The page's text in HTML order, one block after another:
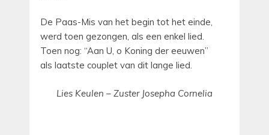
De Paas-Mis van het begin tot het einde,
werd toen gezongen, als een enkel lied.
Toen nog: “Aan U, o Koning der eeuwen”
als laatste couplet van dit lange lied.
Lies Keulen – Zuster Josepha Cornelia